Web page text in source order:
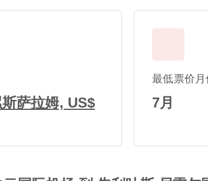
萨拉姆, US$
最低票价月
7月